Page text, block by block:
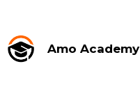
Amo Academy